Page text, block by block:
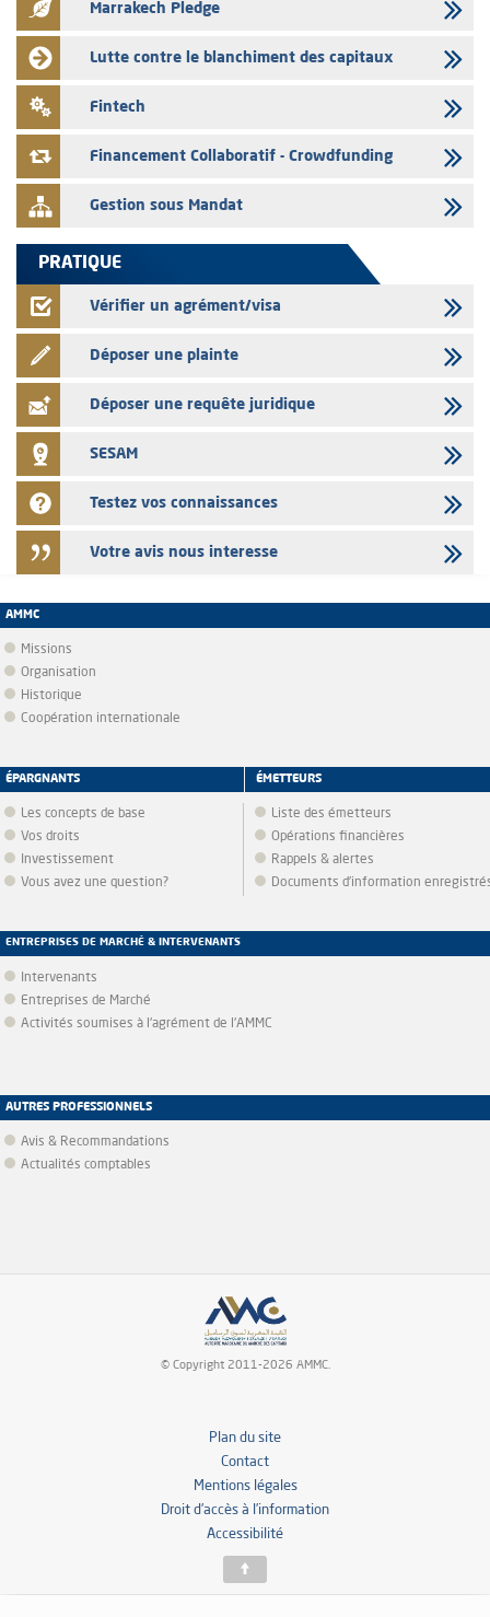
03/08/2026
Liste des agréments et visas d'OPCVM accordés par l'AMMC pour le
mois de juillet 2026
03/08/2026
L' AMMC publie les indicateurs mensuels du marché des capitaux pour
le mois de Juin 2026
Marrakech Pledge
Lutte contre le blanchiment des capitaux
Fintech
Financement Collaboratif - Crowdfunding
Gestion sous Mandat
PRATIQUE
Vérifier un agrément/visa
Déposer une plainte
Déposer une requête juridique
SESAM
Testez vos connaissances
Votre avis nous interesse
AMMC
Missions
Organisation
Historique
Coopération internationale
ÉPARGNANTS
Les concepts de base
Vos droits
Investissement
Vous avez une question?
ÉMETTEURS
Liste des émetteurs
Opérations financières
Rappels & alertes
Documents d’information
ENTREPRISES DE MARCHÉ & INTERVENANTS
Intervenants
Entreprises de Marché
Activités soumises à l'agrément de l'AMMC
AUTRES PROFESSIONNELS
Avis & Recommandations
Actualités comptables
© Copyright 2011-2026 AMMC.
Plan du site
Contact
Mentions légales
Droit d’accès à l’information
Accessibilité